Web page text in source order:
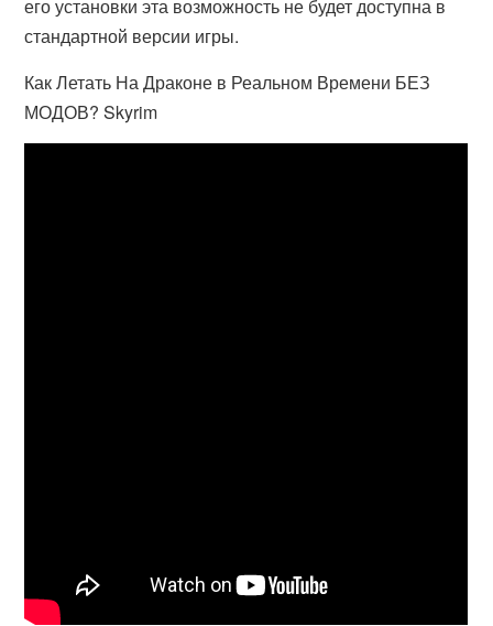
его установки эта возможность не будет доступна в
стандартной версии игры.
Как Летать На Драконе в Реальном Времени БЕЗ
МОДОВ? Skyrim